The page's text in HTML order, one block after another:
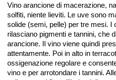
Vino arancione di macerazione,
solfiti, niente lieviti. Le uve sono
solide (semi, pelle) per tre mesi. I
rilasciano pigmenti e tannini, che
arancione. Il vino viene quindi
attentamente. Poi in alto in
ossigenazione regolare e
vino e per arrotondare i tannini.